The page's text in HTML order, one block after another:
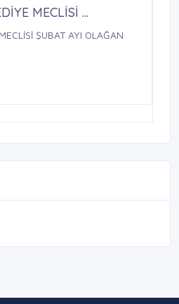
MECLİSİ ...
ŞUBAT AYI OLAĞAN